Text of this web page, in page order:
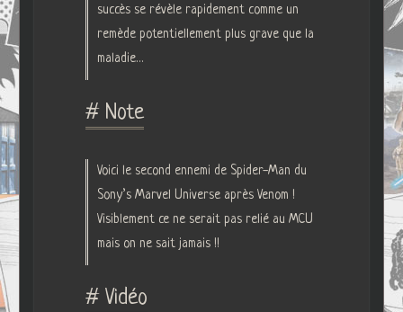
succès se révèle rapidement comme un
remède potentiellement plus grave que la
maladie…
# Note
Voici le second ennemi de Spider-Man du
Sony’s Marvel Universe après Venom !
Visiblement ce ne serait pas relié au MCU
mais on ne sait jamais !!
# Vidéo